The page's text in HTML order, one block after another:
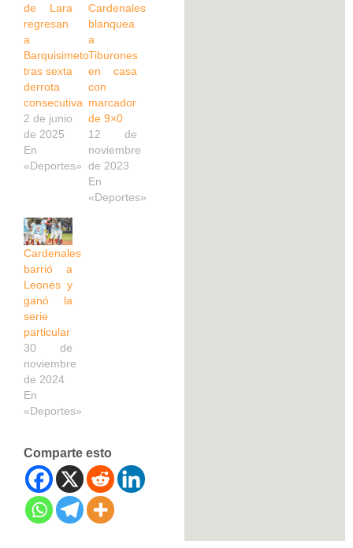
de Lara
regresan
a
Barquisimeto
tras sexta
derrota
consecutiva
2 de junio
de 2025
En
«Deportes»
Cardenales
blanquea
a
Tiburones
en casa
con
marcador
de 9×0
12 de
noviembre
de 2023
En
«Deportes»
Cardenales
barrió a
Leones y
ganó la
serie
particular
30 de
noviembre
de 2024
En
«Deportes»
Comparte esto